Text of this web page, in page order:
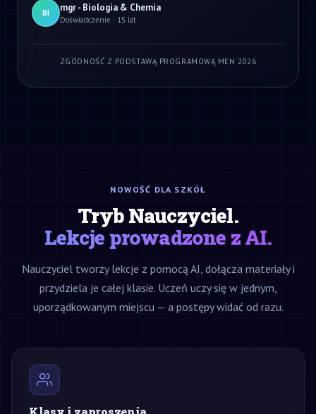
BI mgr - Biologia & Chemia
Doświadczenie · 15 lat
ZGODNOŚĆ Z PODSTAWĄ PROGRAMOWĄ MEN 2026
NOWOŚĆ DLA SZKÓŁ
Tryb Nauczyciel.
Lekcje prowadzone z AI.
Nauczyciel tworzy lekcje z pomocą AI, dołącza materiały i
przydziela je całej klasie. Uczeń uczy się w jednym,
uporządkowanym miejscu — a postępy widać od razu.